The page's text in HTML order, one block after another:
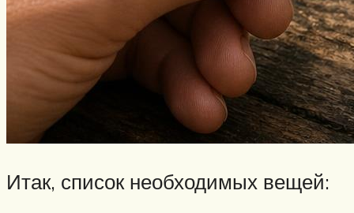
Итак, список необходимых вещей: